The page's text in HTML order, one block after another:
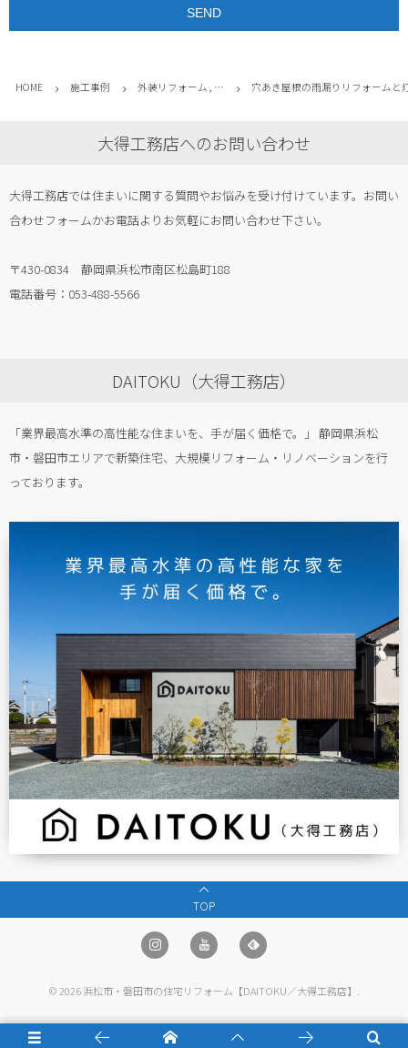
HOME 施工事例 外装リフォーム , … 穴あき屋根の雨漏りリフォームと
大得工務店へのお問い合わせ
大得工務店では住まいに関する質問やお悩みを受け付けています。お問い
合わせフォームかお電話よりお気軽にお問い合わせ下さい。
〒430-0834 静岡県浜松市南区松島町188
電話番号：053-488-5566
DAITOKU（大得工務店）
「業界最高水準の高性能な住まいを、手が届く価格で。」 静岡県浜松
市・磐田市エリアで新築住宅、大規模リフォーム・リノベーションを行
っております。
TOP
©2026浜松市・磐田市の住宅リフォーム【DAITOKU／大得工務店】